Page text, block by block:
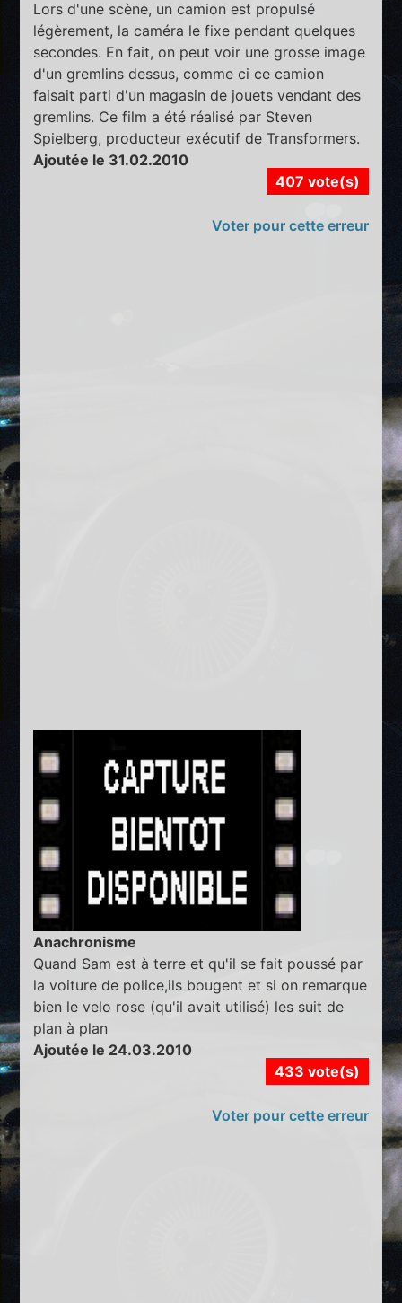
Lors d'une scène, un camion est propulsé
légèrement, la caméra le fixe pendant quelques
secondes. En fait, on peut voir une grosse image
d'un gremlins dessus, comme ci ce camion
faisait parti d'un magasin de jouets vendant des
gremlins. Ce film a été réalisé par Steven
Spielberg, producteur exécutif de Transformers.
Ajoutée le 31.02.2010
407 vote(s)
Voter pour cette erreur
Anachronisme
Quand Sam est à terre et qu'il se fait poussé par
la voiture de police,ils bougent et si on remarque
bien le velo rose (qu'il avait utilisé) les suit de
plan à plan
Ajoutée le 24.03.2010
433 vote(s)
Voter pour cette erreur